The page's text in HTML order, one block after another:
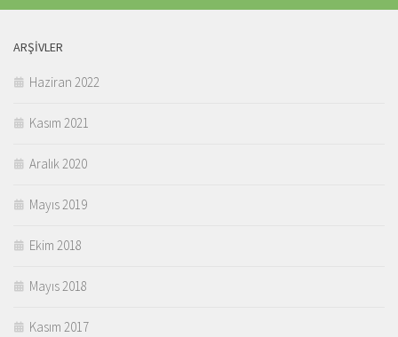
ARŞIVLER
Haziran 2022
Kasım 2021
Aralık 2020
Mayıs 2019
Ekim 2018
Mayıs 2018
Kasım 2017